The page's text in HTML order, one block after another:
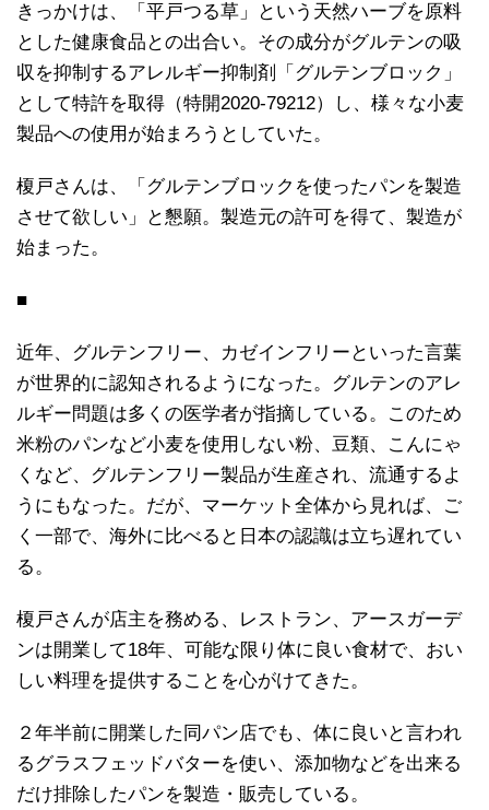
きっかけは、「平戸つる草」という天然ハーブを原料
とした健康食品との出合い。その成分がグルテンの吸
収を抑制するアレルギー抑制剤「グルテンブロック」
として特許を取得（特開2020-79212）し、様々な小麦
製品への使用が始まろうとしていた。
榎戸さんは、「グルテンブロックを使ったパンを製造
させて欲しい」と懇願。製造元の許可を得て、製造が
始まった。
■
近年、グルテンフリー、カゼインフリーといった言葉
が世界的に認知されるようになった。グルテンのアレ
ルギー問題は多くの医学者が指摘している。このため
米粉のパンなど小麦を使用しない粉、豆類、こんにゃ
くなど、グルテンフリー製品が生産され、流通するよ
うにもなった。だが、マーケット全体から見れば、ご
く一部で、海外に比べると日本の認識は立ち遅れてい
る。
榎戸さんが店主を務める、レストラン、アースガーデ
ンは開業して18年、可能な限り体に良い食材で、おい
しい料理を提供することを心がけてきた。
２年半前に開業した同パン店でも、体に良いと言われ
るグラスフェッドバターを使い、添加物などを出来る
だけ排除したパンを製造・販売している。